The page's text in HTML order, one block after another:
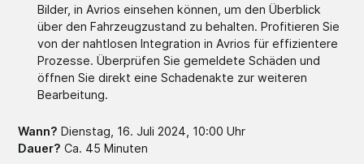
Bilder, in Avrios einsehen können, um den Überblick
über den Fahrzeugzustand zu behalten. Profitieren Sie
von der nahtlosen Integration in Avrios für effizientere
Prozesse. Überprüfen Sie gemeldete Schäden und
öffnen Sie direkt eine Schadenakte zur weiteren
Bearbeitung.
Wann?Dienstag, 16. Juli 2024, 10:00 Uhr
Dauer? Ca. 45 Minuten